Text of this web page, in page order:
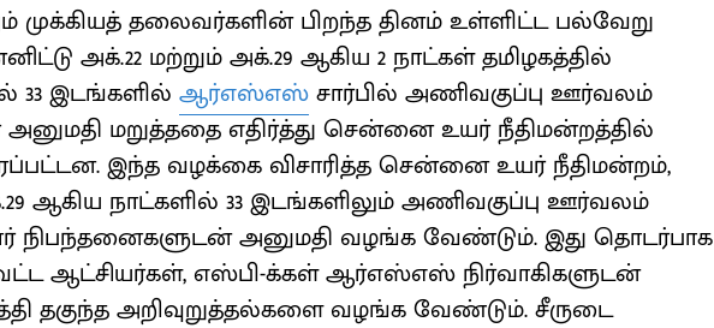
முக்கியத் தலைவர்களின் பிறந்த தினம் உள்ளிட்ட பல்வேறு
அக்.22 மற்றும் அக்.29 ஆகிய 2 நாட்கள் தமிழகத்தில்
33 இடங்களில் ஆர்எஸ்எஸ்சார்பில் அணிவகுப்பு ஊர்வலம்
மறுத்ததை எதிர்த்து சென்னை உயர் நீதிமன்றத்தில்
இந்த வழக்கை விசாரித்த சென்னை உயர் நீதிமன்றம்,
ஆகிய நாட்களில் 33 இடங்களிலும் அணிவகுப்பு ஊர்வலம்
அனுமதி வழங்க வேண்டும். இது தொடர்பாக
ஆட்சியர்கள், எஸ்பி-க்கள் ஆர்எஸ்எஸ் நிர்வாகிகளுடன்
தகுந்த அறிவுறுத்தல்களை வழங்க வேண்டும். சீருடை